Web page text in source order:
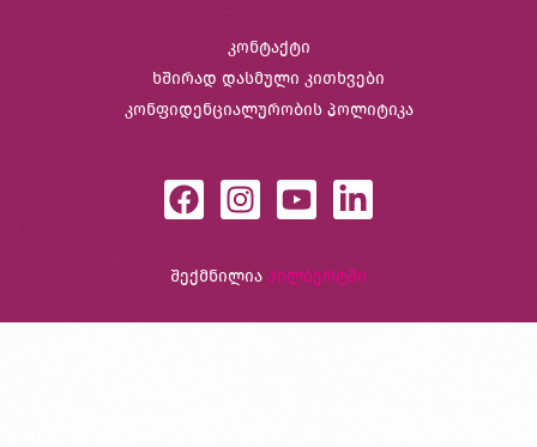
კონტაქტი
ხშირად დასმული კითხვები
კონფიდენციალურობის პოლიტიკა
შექმნილია ჰილბერტში